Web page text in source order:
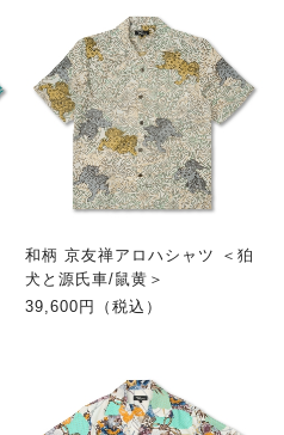
和柄 京友禅アロハシャツ ＜狛
犬と源氏車/鼠黄＞
39,600円（税込）